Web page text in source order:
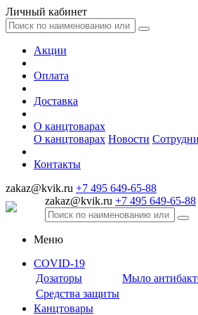
Личный кабинет
Акции
Оплата
Доставка
О канцтоварах
О канцтоварах Новости
Контакты
zakaz@kvik.ru +7 495 649-65-88
zakaz@kvik.ru +7 495 649-65-88
Меню
COVID-19
Дозаторы
Мыло
Средства защиты
Канцтовары